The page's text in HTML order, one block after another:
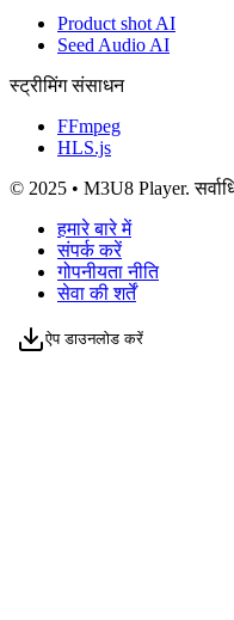
Product shot AI
Seed Audio AI
स्ट्रीमिंग संसाधन
FFmpeg
HLS.js
© 2025 • M3U8 Player.
हमारे बारे में
संपर्क करें
गोपनीयता नीति
सेवा की शर्तें
ऐप डाउनलोड करें